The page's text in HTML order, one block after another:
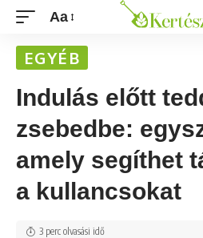
Aa
EGYÉB
Indulás előtt
zsebedbe:
amely segíthet
a kullancsokat
3 perc olvasási idő